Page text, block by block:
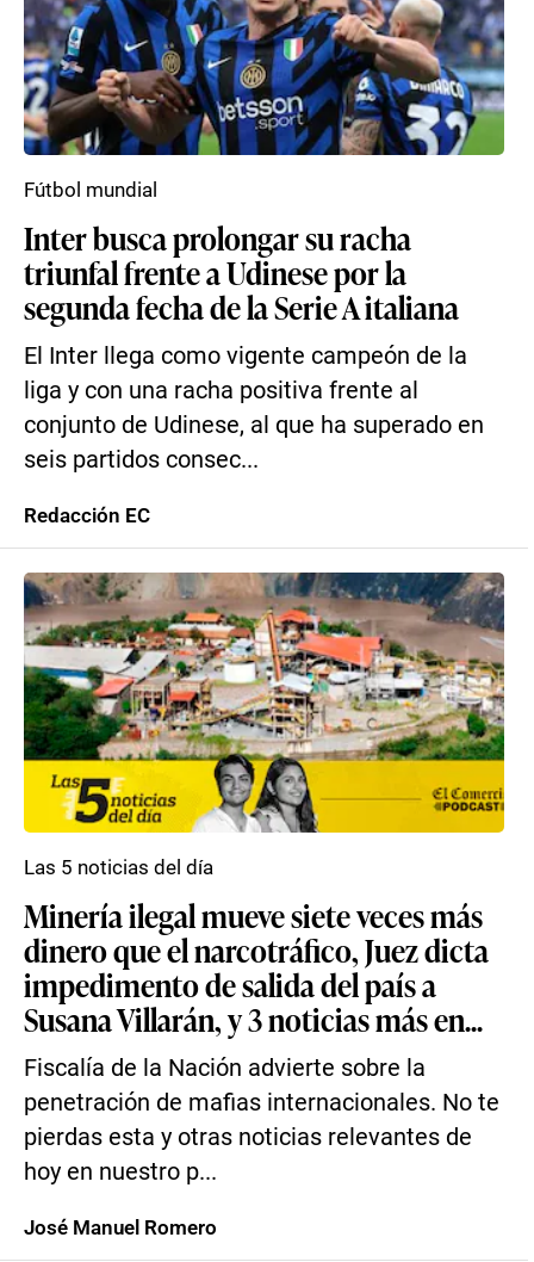
Inter busca prolongar su racha
triunfal frente a Udinese por la
segunda fecha de la Serie A italiana
El Inter llega como vigente campeón de la
liga y con una racha positiva frente al
conjunto de Udinese, al que ha superado en
seis partidos consec...
Fútbol mundial
Redacción EC
Minería ilegal mueve siete veces más
dinero que el narcotráfico, Juez dicta
impedimento de salida del país a
Susana Villarán, y 3 noticias más en...
Fiscalía de la Nación advierte sobre la
penetración de mafias internacionales. No te
pierdas esta y otras noticias relevantes de
hoy en nuestro p...
Las 5 noticias del día
José Manuel Romero